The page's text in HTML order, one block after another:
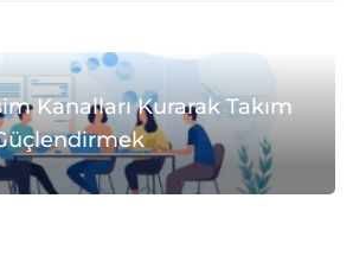
Kanalları Kurarak Takım